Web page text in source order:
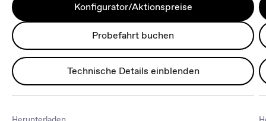
Konfigurator/Aktionspreise
Probefahrt buchen
Technische Details einblenden